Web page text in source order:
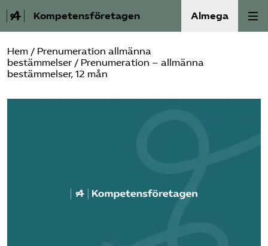
Kompetensföretagen Almega
Aktuellt
Hem / Prenumeration allmänna
bestämmelser / Prenumeration – allmänna
bestämmelser, 12 mån